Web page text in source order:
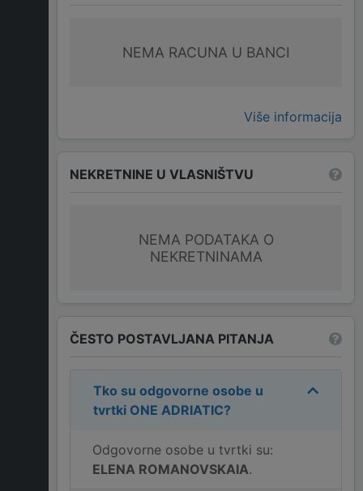
NEMA RACUNA U BANCI
Više informacija
NEKRETNINE U VLASNIŠTVU
NEMA PODATAKA O
NEKRETNINAMA
ČESTO POSTAVLJANA PITANJA
Tko su odgovorne osobe u
tvrtki ONE ADRIATIC?
Odgovorne osobe u tvrtki su:
ELENA ROMANOVSKAIA.